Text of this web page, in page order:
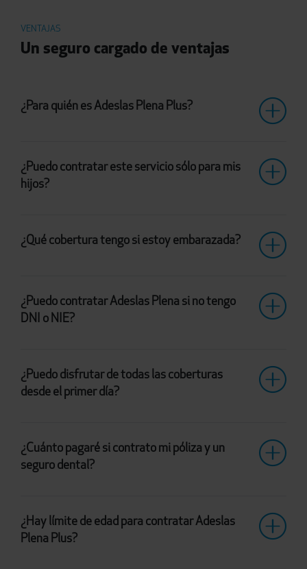
VENTAJAS
Un seguro cargado de ventajas
¿Para quién es Adeslas Plena Plus?
¿Puedo contratar este servicio sólo para mis
hijos?
¿Qué cobertura tengo si estoy embarazada?
¿Puedo contratar Adeslas Plena si no tengo
DNI o NIE?
¿Puedo disfrutar de todas las coberturas
desde el primer día?
¿Cuánto pagaré si contrato mi póliza y un
seguro dental?
¿Hay límite de edad para contratar Adeslas
Plena Plus?